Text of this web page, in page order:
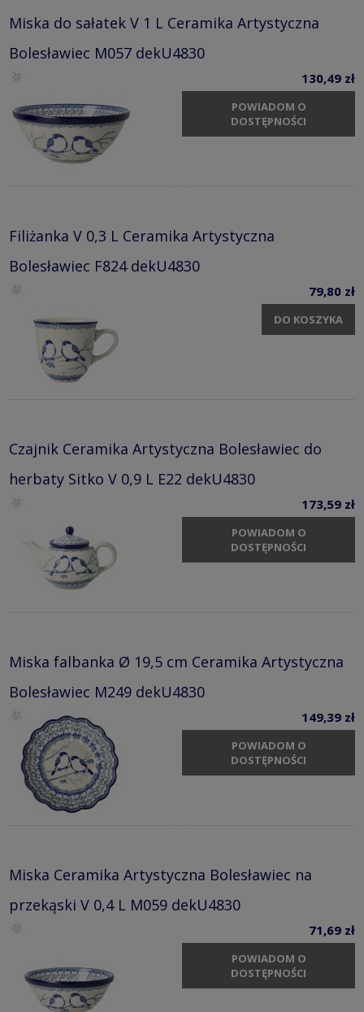
Miska do sałatek V 1 L Ceramika Artystyczna
Bolesławiec M057 dekU4830
130,49 zł
POWIADOM O
DOSTĘPNOŚCI
Filiżanka V 0,3 L Ceramika Artystyczna
Bolesławiec F824 dekU4830
79,80 zł
DO KOSZYKA
Czajnik Ceramika Artystyczna Bolesławiec do
herbaty Sitko V 0,9 L E22 dekU4830
173,59 zł
POWIADOM O
DOSTĘPNOŚCI
Miska falbanka Ø 19,5 cm Ceramika Artystyczna
Bolesławiec M249 dekU4830
149,39 zł
POWIADOM O
DOSTĘPNOŚCI
Miska Ceramika Artystyczna Bolesławiec na
przekąski V 0,4 L M059 dekU4830
71,69 zł
POWIADOM O
DOSTĘPNOŚCI